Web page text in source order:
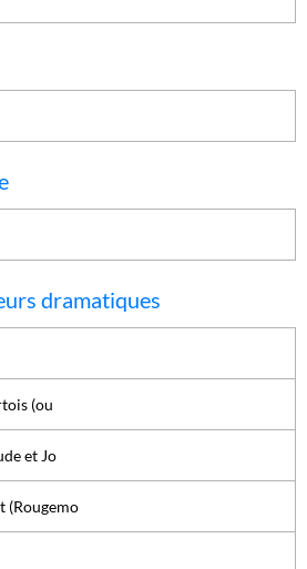
dramatiques
(ou
et Jo
(Rougemo